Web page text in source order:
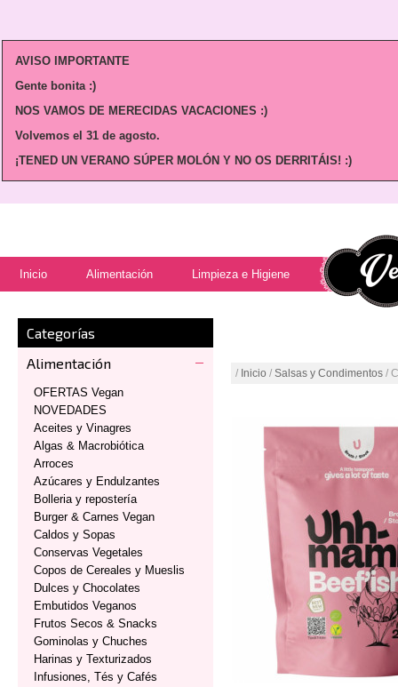
AVISO IMPORTANTE
Gente bonita :)
NOS VAMOS DE MERECIDAS VACACIONES :)
Volvemos el 31 de agosto.
¡TENED UN VERANO SÚPER MOLÓN Y NO OS DERRITÁIS! :)
Inicio Alimentación Limpieza e Higiene
Categorías
Alimentación
OFERTAS Vegan
NOVEDADES
Aceites y Vinagres
Algas & Macrobiótica
Arroces
Azúcares y Endulzantes
Bolleria y repostería
Burger & Carnes Vegan
Caldos y Sopas
Conservas Vegetales
Copos de Cereales y Mueslis
Dulces y Chocolates
Embutidos Veganos
Frutos Secos & Snacks
Gominolas y Chuches
Harinas y Texturizados
Infusiones, Tés y Cafés
/ Inicio / Salsas y Condimentos /